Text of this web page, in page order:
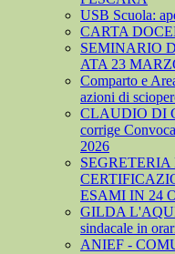
USB Scuola:
CARTA
SEMINARIO
ATA 23
Comparto e
azioni di
CLAUDIO DI
corrige
2026
ESAMI IN 24
GILDA
sindacale in
ANIEF -